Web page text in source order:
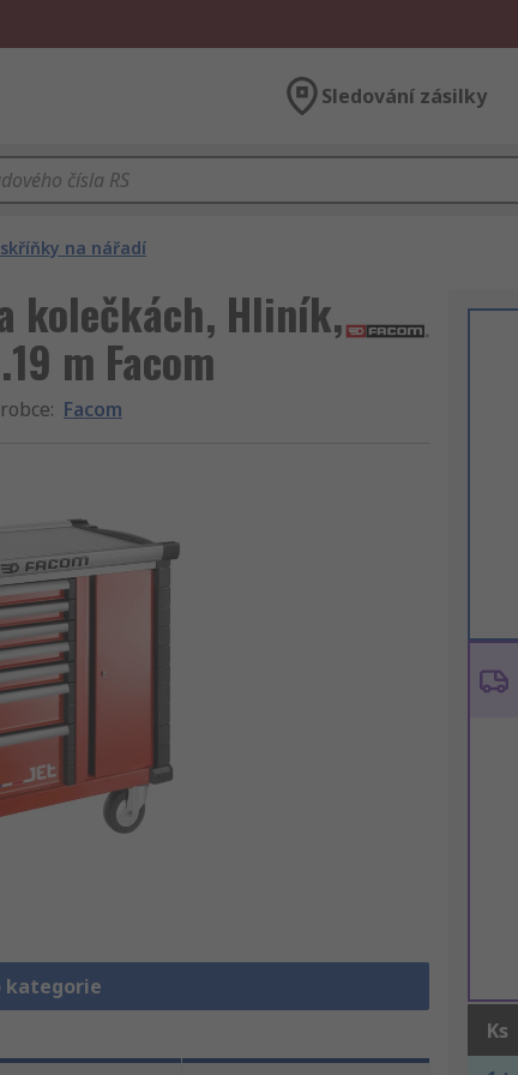
Sledování zásilky
na nářadí
kolečkách, Hliník,
m Facom
: Facom
kategorie
Ks